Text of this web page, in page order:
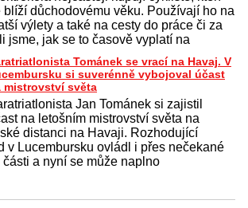
blíží důchodovému věku. Používají ho na
výlety a také na cesty do práce či za
jsme, jak se to časově vyplatí na
Tománek se vrací na Havaj. V
si suverénně vybojoval účast
mistrovství světa
Jan Tománek si zajistil
na letošním mistrovství světa na
distanci na Havaji. Rozhodující
v Lucembursku ovládl i přes nečekané
a nyní se může naplno